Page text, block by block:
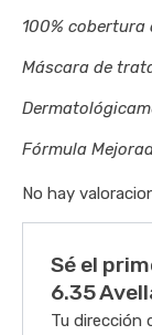
100% cobertura
Máscara de
Fórmula
No hay
Sé el
6.35
Tu dirección